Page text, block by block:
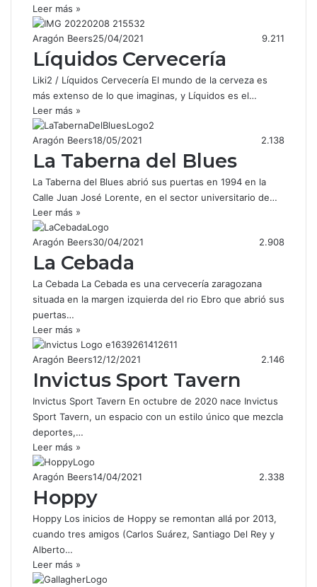
Leer más »
Aragón Beers25/04/2021 9.211
Líquidos Cervecería
Liki2 / Líquidos Cervecería El mundo de la cerveza es
más extenso de lo que imaginas, y Líquidos es el…
Leer más »
Aragón Beers18/05/2021 2.138
La Taberna del Blues
La Taberna del Blues abrió sus puertas en 1994 en la
Calle Juan José Lorente, en el sector universitario de…
Leer más »
Aragón Beers30/04/2021 2.908
La Cebada
La Cebada La Cebada es una cervecería zaragozana
situada en la margen izquierda del rio Ebro que abrió sus
puertas…
Leer más »
Aragón Beers12/12/2021 2.146
Invictus Sport Tavern
Invictus Sport Tavern En octubre de 2020 nace Invictus
Sport Tavern, un espacio con un estilo único que mezcla
deportes,…
Leer más »
Aragón Beers14/04/2021 2.338
Hoppy
Hoppy Los inicios de Hoppy se remontan allá por 2013,
cuando tres amigos (Carlos Suárez, Santiago Del Rey y
Alberto…
Leer más »